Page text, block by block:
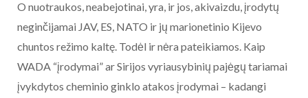
O nuotraukos, neabejotinai, yra, ir jos, akivaizdu, įrodytų
neginčijamai JAV, ES, NATO ir jų marionetinio Kijevo
chuntos režimo kaltę. Todėl ir nėra pateikiamos. Kaip
WADA “įrodymai” ar Sirijos vyriausybinių pajėgų tariamai
įvykdytos cheminio ginklo atakos įrodymai – kadangi